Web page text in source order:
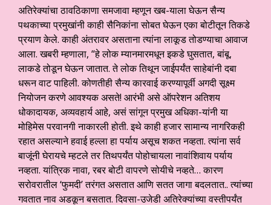
अतिरेक्यांचा ठावठिकाणा समजावा म्हणून खब-याला घेऊन सैन्य
पथकाच्या प्रमुखांनी काही सैनिकांना सोबत घेऊन एका बोटीतून तिकडे
प्रयाण केले. काही अंतरावर असताना त्यांना लाकूड तोडण्याचा आवाज
आला. खबरी म्हणाला, “हे लोक म्यानमारमधून इकडे घुसतात, बांबू,
लाकडे तोडून घेऊन जातात. ते लोक तिथून जाईपर्यंत साहेबांनी दबा
धरून वाट पाहिली. कोणतीही सैन्य कारवाई करण्यापूर्वी अगदी सूक्ष्म
नियोजन करणे आवश्यक असते! आरंभी असे ऑपरेशन अतिशय
धोकादायक, अव्यवहार्य आहे, असं सांगून प्रमुख अधिका-यांनी या
मोहिमेस परवानगी नाकारली होती. इथे काही हजार सामान्य नागरिकही
रहात असल्याने हवाई हल्ला हा पर्याय असूच शकत नव्हता. त्यांना सर्व
बाजूंनी घेरायचे म्हटले तर तिथपर्यंत पोहोचायला नावांशिवाय पर्याय
नव्हता. यांत्रिक नावा, रबर बोटी वापरणे सोयीचे नव्हते… कारण
सरोवरातील ‘फुमदी’ तरंगत असतात आणि सतत जागा बदलतात.. त्यांच्या
गवतात नाव अडकून बसतात. दिवसा-उजेडी अतिरेक्यांच्या वस्तीपर्यंत